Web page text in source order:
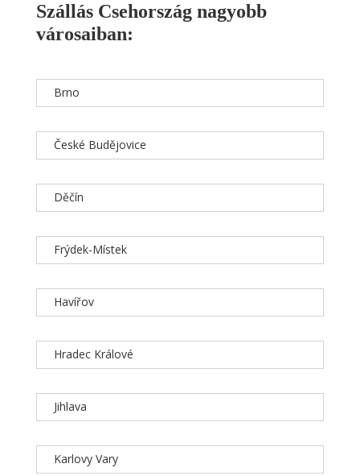
Szállás Csehország nagyobb
városaiban:
Brno
České Budějovice
Děčín
Frýdek-Místek
Havířov
Hradec Králové
Jihlava
Karlovy Vary